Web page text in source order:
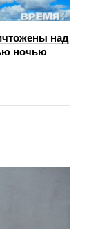
над
ночью